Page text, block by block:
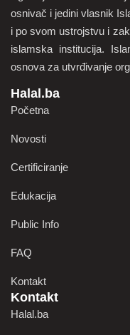
osnivač i jedini vlasnik
i po svom ustrojstvu i
islamska institucija.
osnova za utvrđivanje
Halal.ba
Početna
Novosti
Certificiranje
Edukacija
Public Info
FAQ
Kontakt
Kontakt
Halal.ba